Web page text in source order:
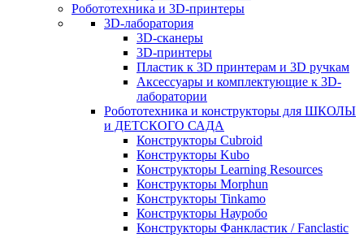
Робототехника и 3D-принтеры
3D-лаборатория
3D-сканеры
3D-принтеры
Пластик к 3D принтерам и 3D ручкам
Аксессуары и комплектующие к 3D-
лаборатории
Робототехника и конструкторы для ШКОЛЫ
и ДЕТСКОГО САДА
Конструкторы Cubroid
Конструкторы Kubo
Конструкторы Learning Resources
Конструкторы Morphun
Конструкторы Tinkamo
Конструкторы Науробо
Конструкторы Фанкластик / Fanclastic